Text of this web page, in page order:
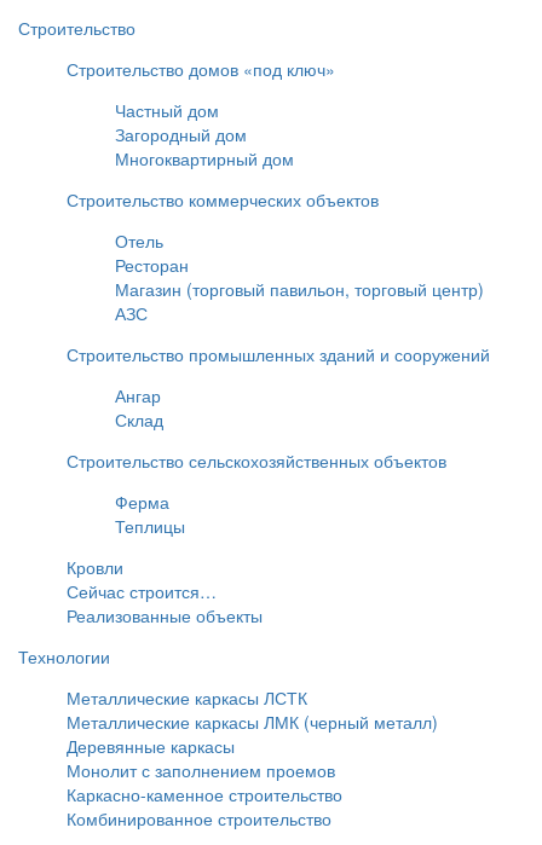
Строительство
Строительство домов «под ключ»
Частный дом
Загородный дом
Многоквартирный дом
Строительство коммерческих объектов
Отель
Ресторан
Магазин (торговый павильон, торговый центр)
АЗС
Строительство промышленных зданий и сооружений
Ангар
Склад
Строительство сельскохозяйственных объектов
Ферма
Теплицы
Кровли
Сейчас строится…
Реализованные объекты
Технологии
Металлические каркасы ЛСТК
Металлические каркасы ЛМК (черный металл)
Деревянные каркасы
Монолит с заполнением проемов
Каркасно-каменное строительство
Комбинированное строительство